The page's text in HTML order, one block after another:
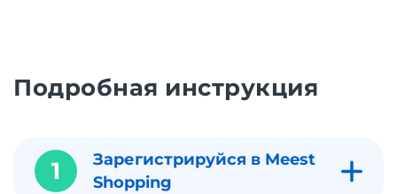
Подробная инструкция
1
Зарегистрируйся в Meest
Shopping